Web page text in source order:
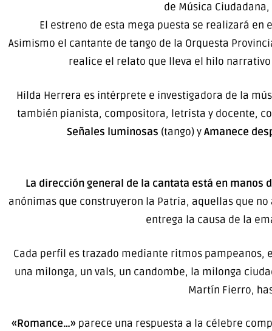
de Música
El estreno de esta mega puesta se realizará
Asimismo el cantante de tango de la Orquesta
realice el relato que lleva el hilo
Hilda Herrera es intérprete e investigadora de la
también pianista, compositora, letrista y docente,
Señales luminosas (tango) yAmanece
La dirección general de la cantata está en manos
anónimas que construyeron la Patria, aquellas que
entrega la causa de la
Cada perfil es trazado mediante ritmos pampeanos,
una milonga, un vals, un candombe, la milonga
Martín Fierro,
«Romance…» parece una respuesta a la célebre